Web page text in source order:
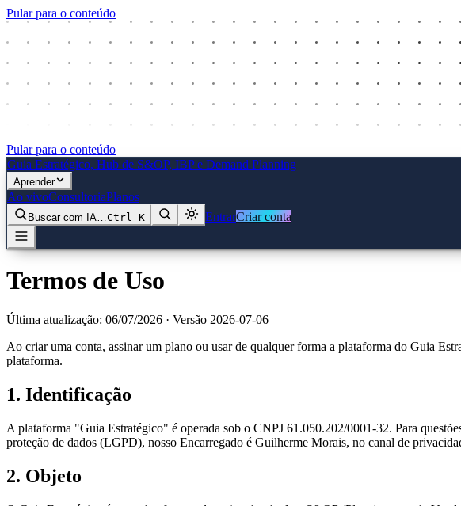
Pular para o conteúdo
Pular para o conteúdo
Guia Estratégico, Hub de S&OP, IBP e Demand Planning
Aprender
Ao vivoConsultoriaPlanos
Buscar com IA…Ctrl K EntrarCriar conta
Termos de Uso
Última atualização: 06/07/2026 · Versão 2026-07-06
Ao criar uma conta, assinar um plano ou usar de qualquer forma a plataforma do Guia
plataforma.
1. Identificação
A plataforma "Guia Estratégico" é operada sob o CNPJ 61.050.202/0001-32. Para
proteção de dados (LGPD), nosso Encarregado é Guilherme Morais, no canal de
2. Objeto